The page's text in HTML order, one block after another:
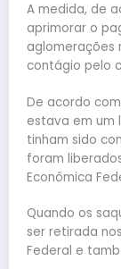
A medida, de
aprimorar o
aglomerações
contágio pelo
De acordo
estava em um
tinham sido
foram
Econômica
Quando os
ser retirada
Federal e